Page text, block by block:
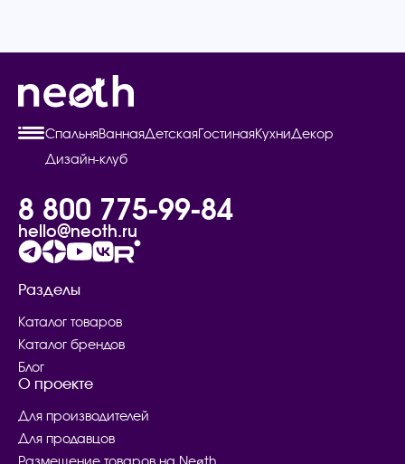
СпальняВаннаяДетскаяГостинаяКухниДекор
Дизайн-клуб
8 800 775-99-84
hello@neoth.ru
Разделы
Каталог товаров
Каталог брендов
Блог
О проекте
Для производителей
Для продавцов